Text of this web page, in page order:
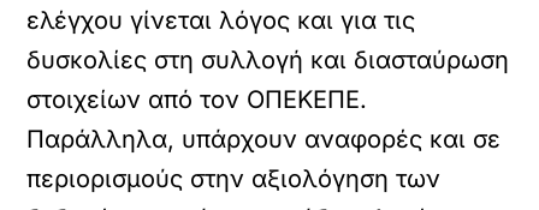
ελέγχου γίνεται λόγος και για τις
δυσκολίες στη συλλογή και διασταύρωση
στοιχείων από τον ΟΠΕΚΕΠΕ.
Παράλληλα, υπάρχουν αναφορές και σε
περιορισμούς στην αξιολόγηση των